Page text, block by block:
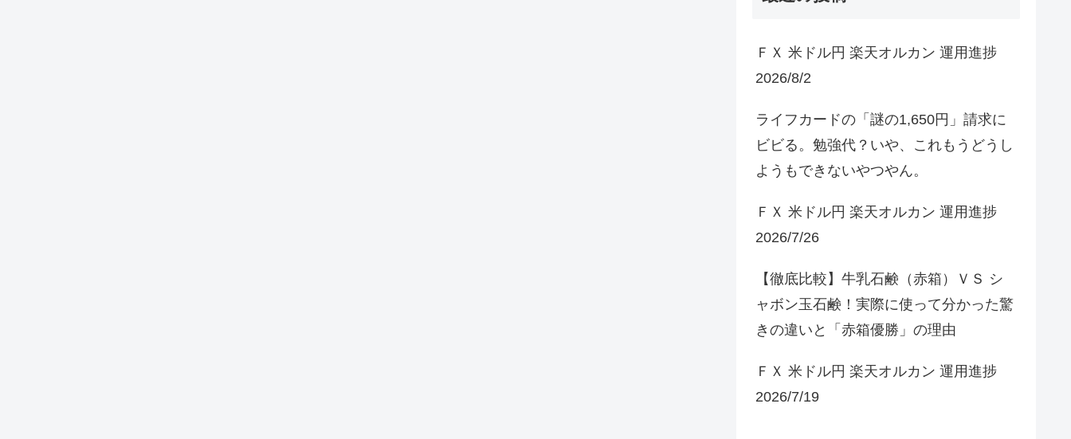
ＦＸ 米ドル円 楽天オルカン 運用進捗
2026/8/2
ライフカードの「謎の1,650円」請求に
ビビる。勉強代？いや、これもうどうし
ようもできないやつやん。
ＦＸ 米ドル円 楽天オルカン 運用進捗
2026/7/26
【徹底比較】牛乳石鹸（赤箱）ＶＳ シ
ャボン玉石鹸！実際に使って分かった驚
きの違いと「赤箱優勝」の理由
ＦＸ 米ドル円 楽天オルカン 運用進捗
2026/7/19